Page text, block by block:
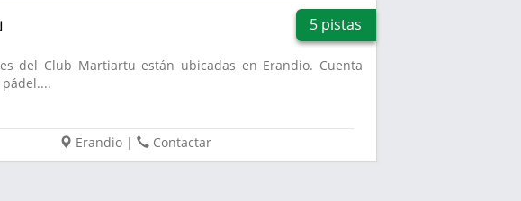
5 pistas
del Club Martiartu están ubicadas en Erandio. Cuenta
Erandio| Contactar